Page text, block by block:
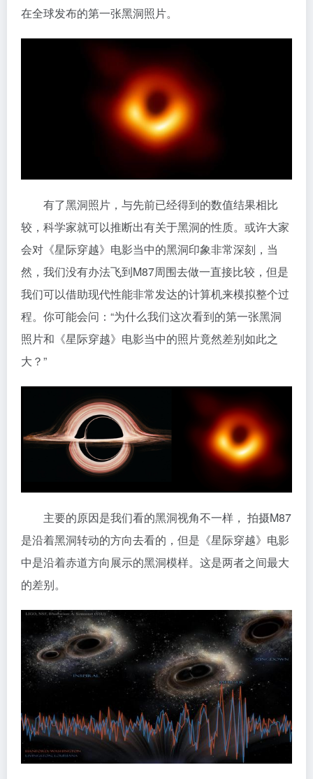
在全球发布的第一张黑洞照片。
有了黑洞照片，与先前已经得到的数值结果相比
较，科学家就可以推断出有关于黑洞的性质。或许大家
会对《星际穿越》电影当中的黑洞印象非常深刻，当
然，我们没有办法飞到M87周围去做一直接比较，但是
我们可以借助现代性能非常发达的计算机来模拟整个过
程。你可能会问：“为什么我们这次看到的第一张黑洞
照片和《星际穿越》电影当中的照片竟然差别如此之
大？”
主要的原因是我们看的黑洞视角不一样， 拍摄M87
是沿着黑洞转动的方向去看的，但是《星际穿越》电影
中是沿着赤道方向展示的黑洞模样。这是两者之间最大
的差别。